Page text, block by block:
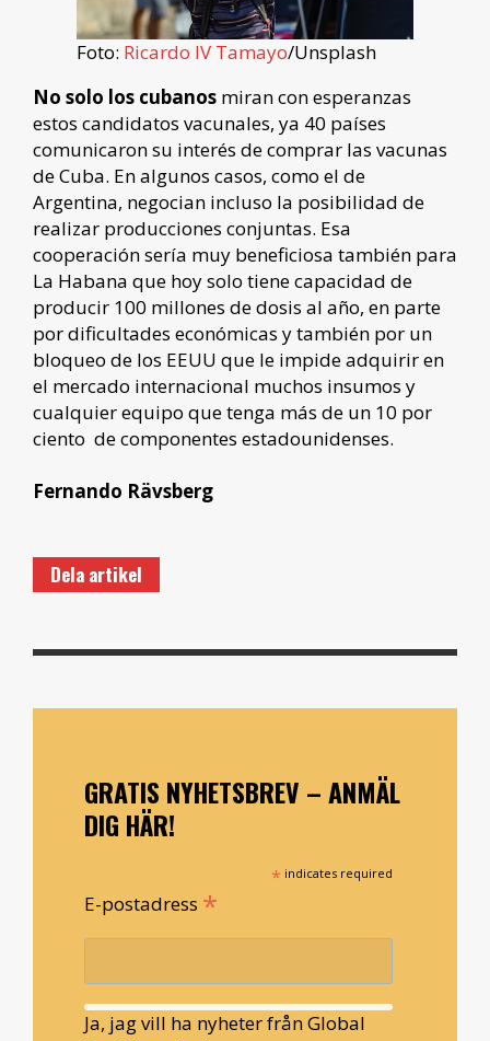
Foto: Ricardo IV Tamayo/Unsplash
No solo los cubanos miran con esperanzas
estos candidatos vacunales, ya 40 países
comunicaron su interés de comprar las vacunas
de Cuba. En algunos casos, como el de
Argentina, negocian incluso la posibilidad de
realizar producciones conjuntas. Esa
cooperación sería muy beneficiosa también para
La Habana que hoy solo tiene capacidad de
producir 100 millones de dosis al año, en parte
por dificultades económicas y también por un
bloqueo de los EEUU que le impide adquirir en
el mercado internacional muchos insumos y
cualquier equipo que tenga más de un 10 por
ciento de componentes estadounidenses.
Fernando Rävsberg
Dela artikel
GRATIS NYHETSBREV – ANMÄL
DIG HÄR!
* indicates required
E-postadress *
Ja, jag vill ha nyheter från Global